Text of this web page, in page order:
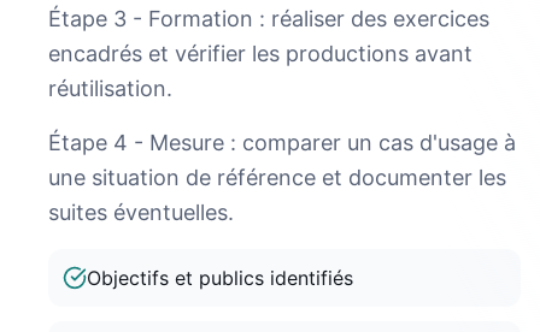
Étape 3 - Formation : réaliser des exercices
encadrés et vérifier les productions avant
réutilisation.
Étape 4 - Mesure : comparer un cas d'usage à
une situation de référence et documenter les
suites éventuelles.
Objectifs et publics identifiés